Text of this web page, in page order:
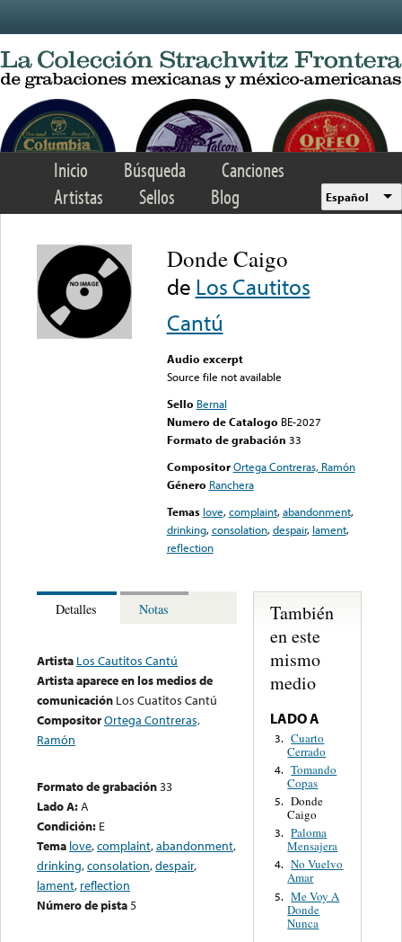
Inicio Búsqueda
Canciones
Artistas
Sellos Blog Español
Donde Caigo
de Los Cautitos
Cantú
Audio excerpt
Source file not available
Sello Bernal
Numero de Catalogo BE-2027
Formato de grabación 33
Compositor Ortega Contreras, Ramón
Género Ranchera
Temas love,complaint,abandonment,
drinking,consolation,despair, lament,
reflection
Detalles Notas
Artista Los Cautitos Cantú
Artista aparece en los medios de
comunicación Los Cuatitos Cantú
CompositorOrtega Contreras,
Ramón
Formato de grabación33
Lado A:A
Condición: E
Tema love,complaint,abandonment,
drinking,consolation,despair,
lament, reflection
Número de pista5
También
en este
mismo
medio
LADO A
3. Cuarto
Cerrado
4. Tomando
Copas
5. Donde
Caigo
3. Paloma
Mensajera
4. No Vuelvo
Amar
5. Me Voy A
Donde
Nunca